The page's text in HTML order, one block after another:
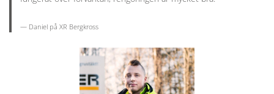
— Daniel på XR Bergkross